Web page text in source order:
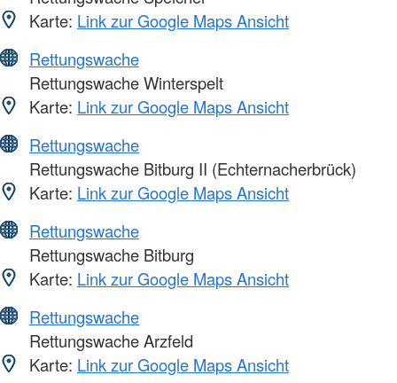
Karte: Link zur Google Maps Ansicht
Rettungswache
Rettungswache Winterspelt
Karte: Link zur Google Maps Ansicht
Rettungswache
Rettungswache Bitburg II (Echternacherbrück)
Karte: Link zur Google Maps Ansicht
Rettungswache
Rettungswache Bitburg
Karte: Link zur Google Maps Ansicht
Rettungswache
Rettungswache Arzfeld
Karte: Link zur Google Maps Ansicht